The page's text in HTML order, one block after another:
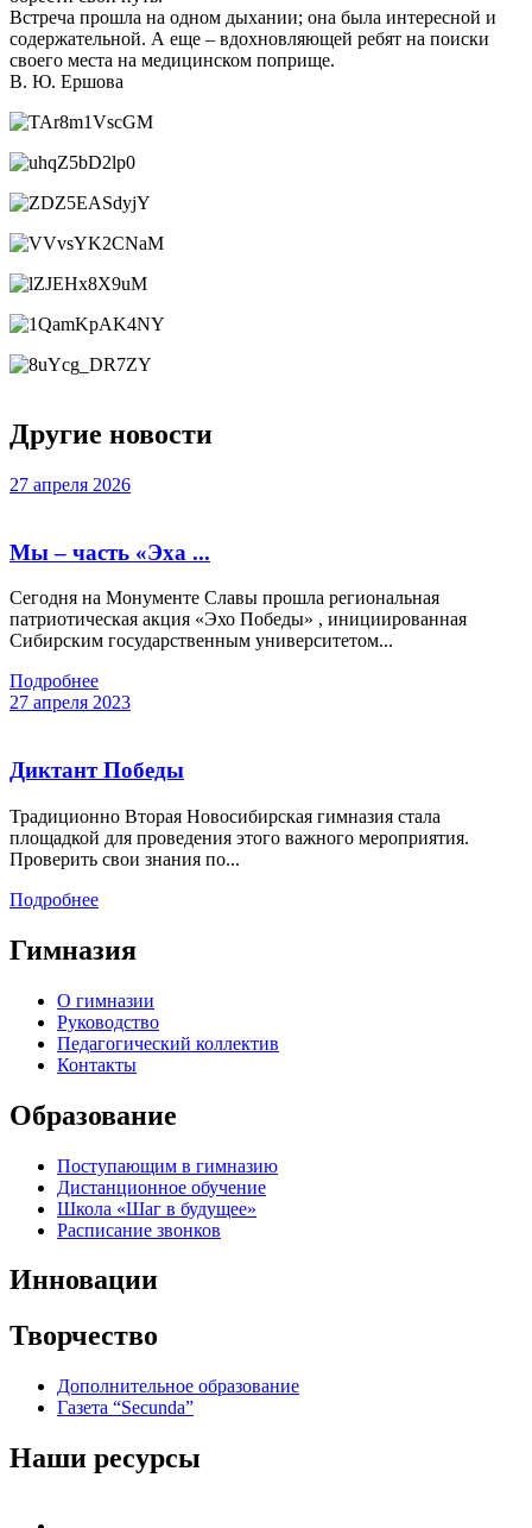
Встреча прошла на одном дыхании; она была интересной и
содержательной. А еще – вдохновляющей ребят на поиски
своего места на медицинском поприще.
В. Ю. Ершова
фотографий
Другие новости
27 апреля 2026
Мы – часть «Эха ...
Сегодня на Монументе Славы прошла региональная
патриотическая акция «Эхо Победы» , инициированная
Сибирским государственным университетом...
Подробнее
27 апреля 2023
Диктант Победы
Традиционно Вторая Новосибирская гимназия стала
площадкой для проведения этого важного мероприятия.
Проверить свои знания по...
Подробнее
Гимназия
О гимназии
Руководство
Педагогический коллектив
Контакты
Образование
Поступающим в гимназию
Дистанционное обучение
Школа «Шаг в будущее»
Расписание звонков
Инновации
Творчество
Дополнительное образование
Газета “Secunda”
Наши ресурсы